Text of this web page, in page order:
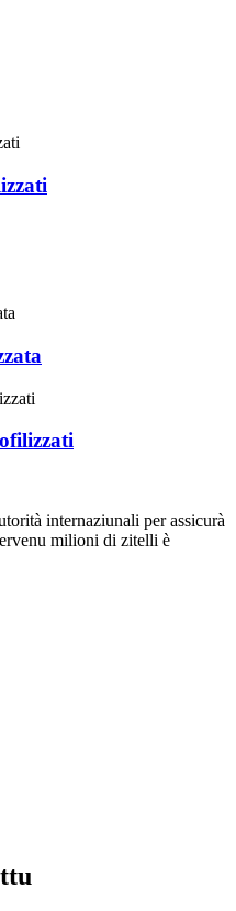
internaziunali per assicurà
milioni di zitelli è